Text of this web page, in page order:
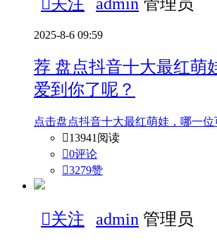
关注 admin 管理员
2025-8-6 09:59
荐 盘点抖音十大最红萌
爱到你了呢？
点击盘点抖音十大最红萌娃，哪一位
13941阅读
0评论
3279赞
关注 admin 管理员